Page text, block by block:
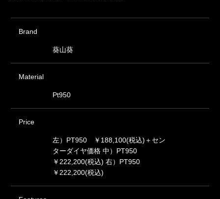
Brand
葵山葵
Material
Pt950
Price
左）PT950 ￥188,100(税込)＋セン
ターダイヤ価格 中）PT950
￥222,200(税込) 右）PT950
￥222,200(税込)